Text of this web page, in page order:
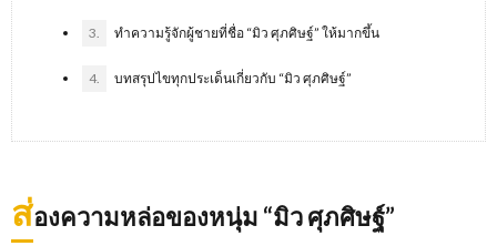
3. ทำความรู้จักผู้ชายที่ชื่อ “มิว ศุภศิษฐ์” ให้มากขึ้น
4. บทสรุปไขทุกประเด็นเกี่ยวกับ “มิว ศุภศิษฐ์”
ส่องความหล่อของหนุ่ม “มิว ศุภศิษฐ์”